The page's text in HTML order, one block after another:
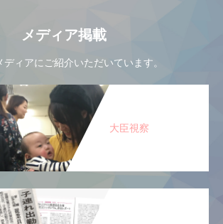
メディア掲載
ディアにご紹介いただいています。
大臣視察